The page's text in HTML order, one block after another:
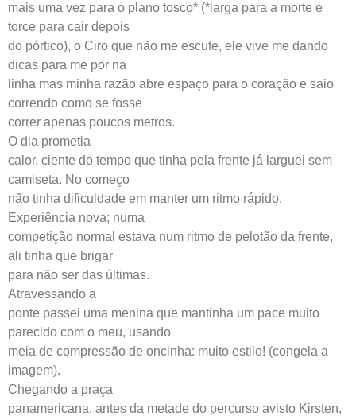
mais uma vez para o plano tosco* (*larga para a morte e
torce para cair depois
do pórtico), o Ciro que não me escute, ele vive me dando
dicas para me por na
linha mas minha razão abre espaço para o coração e saio
correndo como se fosse
correr apenas poucos metros.
O dia prometia
calor, ciente do tempo que tinha pela frente já larguei sem
camiseta. No começo
não tinha dificuldade em manter um ritmo rápido.
Experiência nova; numa
competição normal estava num ritmo de pelotão da frente,
ali tinha que brigar
para não ser das últimas.
Atravessando a
ponte passei uma menina que mantinha um pace muito
parecido com o meu, usando
meia de compressão de oncinha: muito estilo! (congela a
imagem).
Chegando a praça
panamericana, antes da metade do percurso avisto Kirsten,